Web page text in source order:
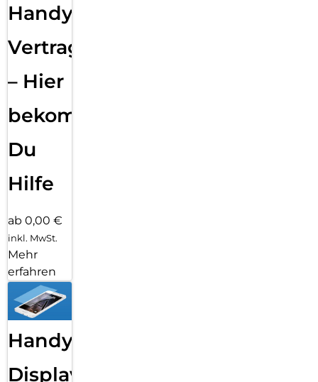
Handy
Vertragsabwicklung
– Hier
bekommst
Du
Hilfe
ab 0,00 €
inkl. MwSt.
Mehr
erfahren
Handy
Displayfolie